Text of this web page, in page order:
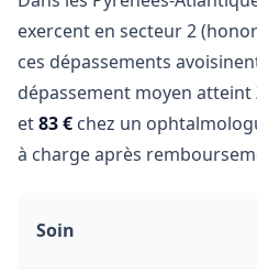
exercent en secteur 2
ces dépassements
dépassement moyen atteint
et83 € chez un
à charge après
Soin